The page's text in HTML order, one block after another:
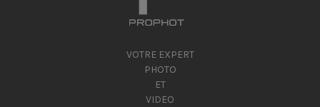
VOTRE EXPERT
PHOTO
ET
VIDEO